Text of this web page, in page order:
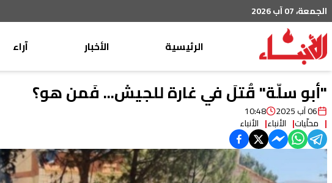
الجمعة، 07 آب 2026
الرئيسية
الأخبار
محليات
عربي دولي
خاص
رياضة
آراء
موقف
الأنباء
منبر
مختارات
"أبو سلّة" قُتلَ في غارة للجيش... فَمن هو؟
06 آب 2025 10:48
محلّيات الأنباء الأنباء